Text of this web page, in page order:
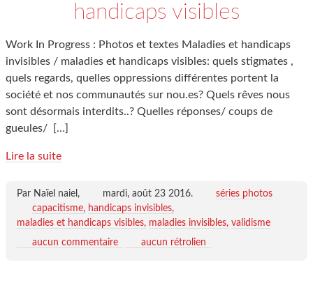
handicaps visibles
Work In Progress : Photos et textes Maladies et handicaps
invisibles / maladies et handicaps visibles: quels stigmates ,
quels regards, quelles oppressions différentes portent la
société et nos communautés sur nou.es? Quels rêves nous
sont désormais interdits..? Quelles réponses/ coups de
gueules/
[…]
Lire la suite
Par Naïel naiel, mardi, août 23 2016.
séries photos
capacitisme
handicaps invisibles
maladies et handicaps visibles maladies invisibles validisme
aucun commentaire
aucun rétrolien